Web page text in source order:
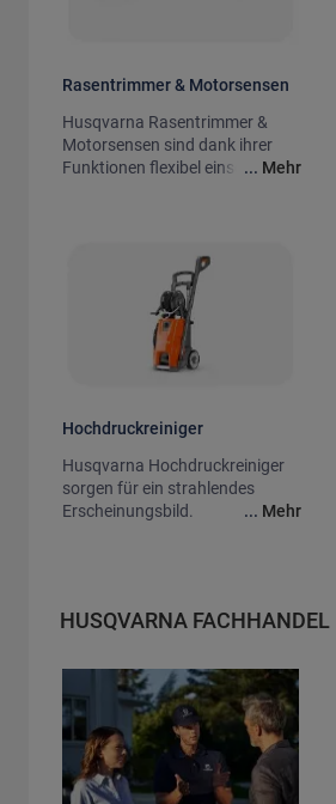
Rasentrimmer & Motorsensen
Husqvarna Rasentrimmer &
Motorsensen sind dank ihrer
Funktionen flexibel einsetzbar.
... Mehr
Hochdruckreiniger
Husqvarna Hochdruckreiniger
sorgen für ein strahlendes
Erscheinungsbild.
... Mehr
HUSQVARNA FACHHANDEL